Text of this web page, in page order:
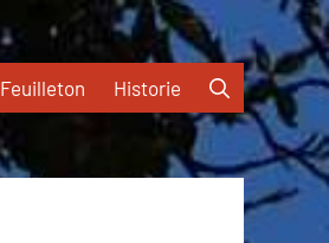
Feuilleton Historie